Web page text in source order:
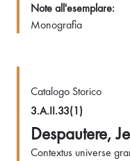
Note all'esemplare:
Monografia
Catalogo Storico
3.A.II.33(1)
Despautere,
Contextus universe